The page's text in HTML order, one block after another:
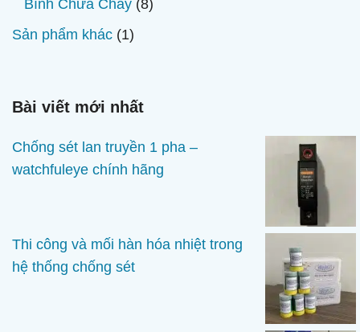
Bình Chữa Cháy 8
Sản phẩm khác 11
Bài viết mới nhất
Chống sét lan truyền 1 pha –
watchfuleye chính hãng
Thi công và mối hàn hóa nhiệt trong
hệ thống chống sét